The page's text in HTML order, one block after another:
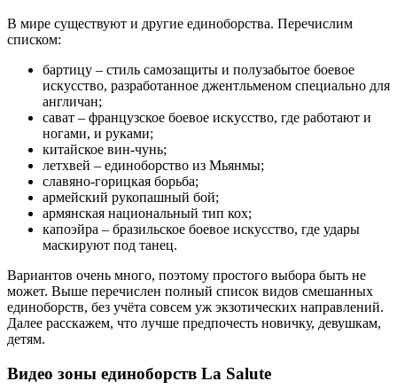
В мире существуют и другие единоборства. Перечислим
списком:
бартицу – стиль самозащиты и полузабытое боевое
искусство, разработанное джентльменом специально для
англичан;
сават – французское боевое искусство, где работают и
ногами, и руками;
китайское вин-чунь;
летхвей – единоборство из Мьянмы;
славяно-горицкая борьба;
армейский рукопашный бой;
армянская национальный тип кох;
капоэйра – бразильское боевое искусство, где удары
маскируют под танец.
Вариантов очень много, поэтому простого выбора быть не
может. Выше перечислен полный список видов смешанных
единоборств, без учёта совсем уж экзотических направлений.
Далее расскажем, что лучше предпочесть новичку, девушкам,
детям.
Видео зоны единоборств La Salute